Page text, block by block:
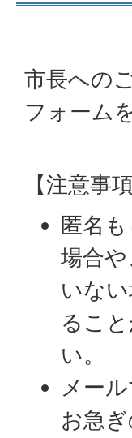
市長への
フォーム
【注意事項
匿名
場合
いな
るこ
い。
メー
お急